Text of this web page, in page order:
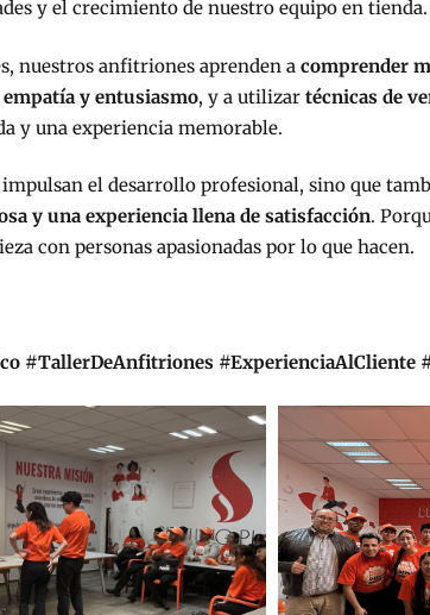
y el crecimiento de nuestro equipo en tienda.
nuestros anfitriones aprenden a comprender
y entusiasmo, y a utilizar técnicas de
y una experiencia memorable.
el desarrollo profesional, sino que
y una experiencia llena de satisfacción.
con personas apasionadas por lo que hacen.
#TallerDeAnfitriones #ExperienciaAlCliente